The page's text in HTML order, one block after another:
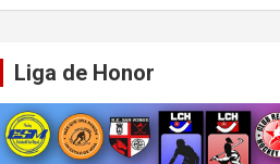
Liga de Honor